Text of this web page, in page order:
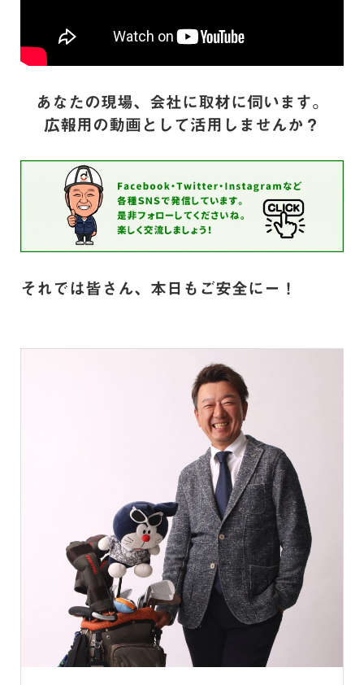
あなたの現場、会社に取材に伺います。
広報用の動画として活用しませんか？
それでは皆さん、本日もご安全にー！